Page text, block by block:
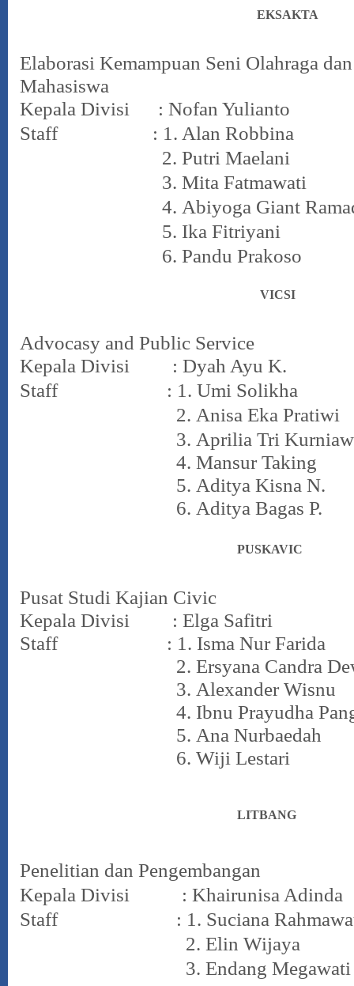
EKSAKTA
Elaborasi Kemampuan Seni Olahraga
Mahasiswa
Kepala Divisi : Nofan Yulianto
Staff : 1. Alan Robbina
2. Putri Maelani
3. Mita Fatmawati
4. Abiyoga Giant
5. Ika Fitriyani
6. Pandu Prakoso
VICSI
Advocasy and Public Service
Kepala Divisi : Dyah Ayu K.
Staff : 1. Umi Solikha
2. Anisa Eka Pratiwi
3. Aprilia Tri
4. Mansur Taking
5. Aditya Kisna N.
6. Aditya Bagas P.
PUSKAVIC
Pusat Studi Kajian Civic
Kepala Divisi : Elga Safitri
Staff : 1. Isma Nur Farida
2. Ersyana Candra
3. Alexander Wisnu
4. Ibnu Prayudha
5. Ana Nurbaedah
6. Wiji Lestari
LITBANG
Penelitian dan Pengembangan
Kepala Divisi : Khairunisa Adinda
Staff : 1. Suciana
2. Elin Wijaya
3. Endang Megawati